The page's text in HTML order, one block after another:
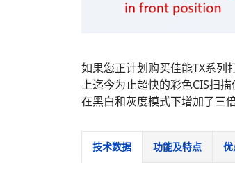
如果您正计划购买佳能TX系列
上迄今为止超快的彩色CIS扫
在黑白和灰度模式下增加了三
技术数据 功能及特点